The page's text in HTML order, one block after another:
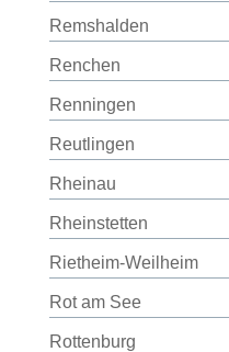
Remshalden
Renchen
Renningen
Reutlingen
Rheinau
Rheinstetten
Rietheim-Weilheim
Rot am See
Rottenburg